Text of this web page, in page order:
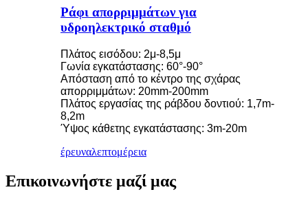
Ράφι απορριμμάτων για
υδροηλεκτρικό σταθμό
Πλάτος εισόδου: 2μ-8,5μ
Γωνία εγκατάστασης: 60°-90°
Απόσταση από το κέντρο της σχάρας
απορριμμάτων: 20mm-200mm
Πλάτος εργασίας της ράβδου δοντιού: 1,7m-
8,2m
Ύψος κάθετης εγκατάστασης: 3m-20m
έρευναλεπτομέρεια
Επικοινωνήστε μαζί μας